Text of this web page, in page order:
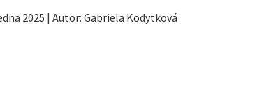
2025 | Autor: Gabriela Kodytková